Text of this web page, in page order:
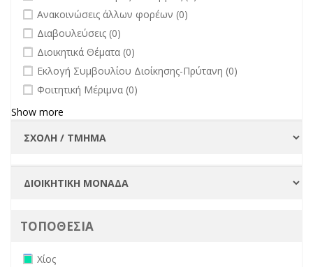
undefined
Ανακοινώσεις άλλων φορέων (0)
undefined
Διαβουλεύσεις (0)
undefined
Διοικητικά Θέματα (0)
undefined
Εκλογή Συμβουλίου Διοίκησης-Πρύτανη (0)
undefined
Φοιτητική Μέριμνα (0)
Show more
ΤΟΠΟΘΕΣΙΑ
Remove Χίος filter
Χίος